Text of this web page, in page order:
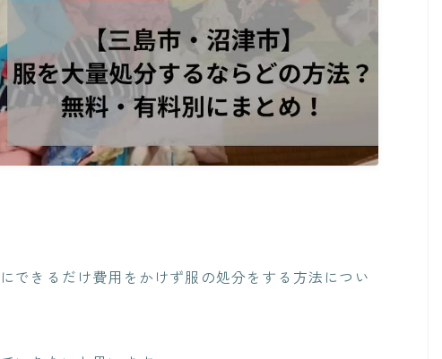
できるだけ費用をかけず服の処分をする方法 につい